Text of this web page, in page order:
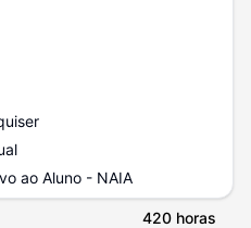
ao Aluno - NAIA
420 horas